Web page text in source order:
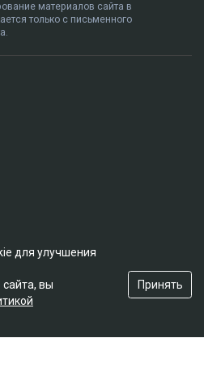
материалов сайта в
только с письменного
для улучшения
вы
Принять